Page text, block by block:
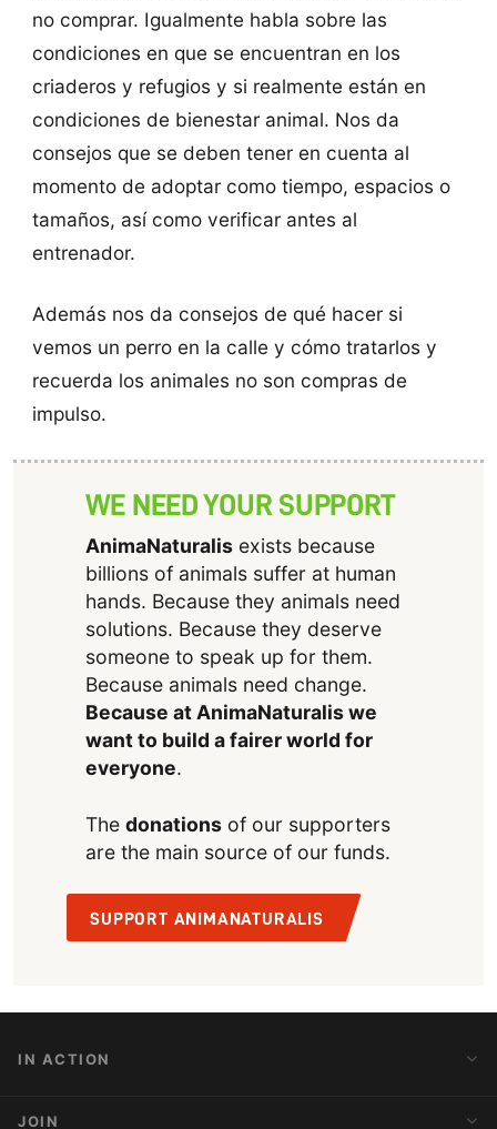
no comprar. Igualmente habla sobre las
condiciones en que se encuentran en los
criaderos y refugios y si realmente están en
condiciones de bienestar animal. Nos da
consejos que se deben tener en cuenta al
momento de adoptar como tiempo, espacios o
tamaños, así como verificar antes al
entrenador.
Además nos da consejos de qué hacer si
vemos un perro en la calle y cómo tratarlos y
recuerda los animales no son compras de
impulso.
WE NEED YOUR SUPPORT
AnimaNaturalisexists because
billions of animals suffer at human
hands. Because they animals need
solutions. Because they deserve
someone to speak up for them.
Because animals need change.
Because at AnimaNaturalis we
want to build a fairer world for
everyone.
The donationsof our supporters
are the main source of our funds.
SUPPORT ANIMANATURALIS
IN ACTION
JOIN